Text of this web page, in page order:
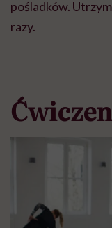
pośladków.
razy.